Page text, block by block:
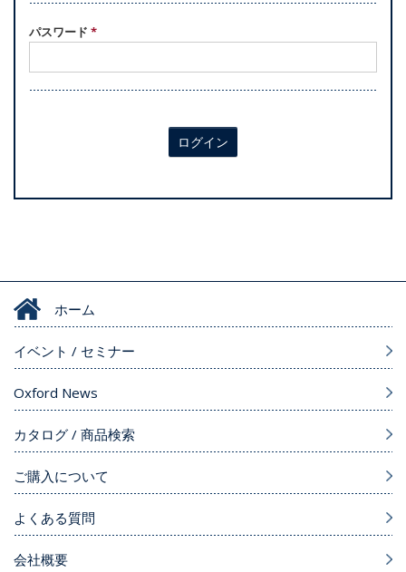
パスワード *
ログイン
ホーム
イベント / セミナー
Oxford News
カタログ / 商品検索
ご購入について
よくある質問
会社概要